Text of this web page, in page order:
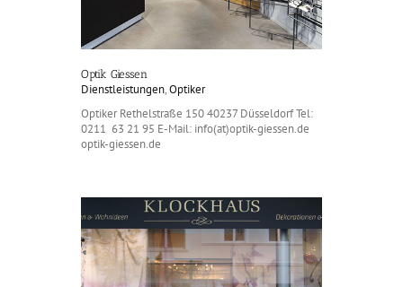
Optik Giessen
Dienstleistungen,Optiker
Optiker Rethelstraße 150 40237 Düsseldorf Tel:
0211 63 21 95 E-Mail: info(at)optik-giessen.de
optik-giessen.de